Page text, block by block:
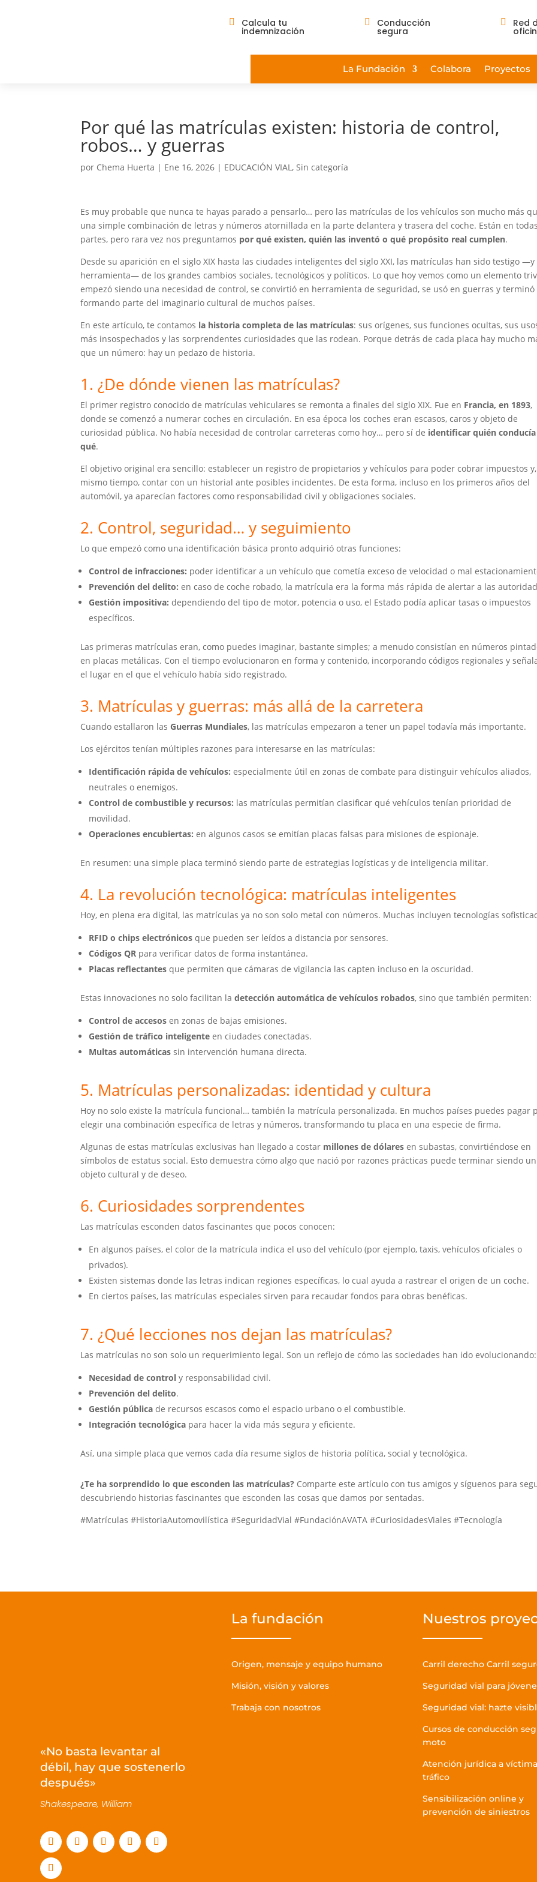
 Calcula tu
indemnización
 Conducción
segura
 Red
La Fundación Colabora Proyectos
Por qué las matrículas existen: historia de control,
robos… y guerras
por Chema Huerta | Ene 16, 2026 | EDUCACIÓN VIAL,Sin categoría
Es muy probable que nunca te hayas parado a pensarlo… pero las matrículas de los vehículos son mucho más
una simple combinación de letras y números atornillada en la parte delantera y trasera del coche. Están en
partes, pero rara vez nos preguntamos por qué existen, quién las inventó o qué propósito real cumplen.
Desde su aparición en el siglo XIX hasta las ciudades inteligentes del siglo XXI, las matrículas han sido testigo —y
herramienta— de los grandes cambios sociales, tecnológicos y políticos. Lo que hoy vemos como un elemento
empezó siendo una necesidad de control, se convirtió en herramienta de seguridad, se usó en guerras y terminó
formando parte del imaginario cultural de muchos países.
En este artículo, te contamos la historia completa de las matrículas: sus orígenes, sus funciones ocultas, sus
más insospechados y las sorprendentes curiosidades que las rodean. Porque detrás de cada placa hay mucho
que un número: hay un pedazo de historia.
1. ¿De dónde vienen las matrículas?
El primer registro conocido de matrículas vehiculares se remonta a finales del siglo XIX. Fue en Francia, en 1893,
donde se comenzó a numerar coches en circulación. En esa época los coches eran escasos, caros y objeto de
curiosidad pública. No había necesidad de controlar carreteras como hoy… pero sí de identificar quién conducía
qué.
El objetivo original era sencillo: establecer un registro de propietarios y vehículos para poder cobrar impuestos
mismo tiempo, contar con un historial ante posibles incidentes. De esta forma, incluso en los primeros años del
automóvil, ya aparecían factores como responsabilidad civil y obligaciones sociales.
2. Control, seguridad… y seguimiento
Lo que empezó como una identificación básica pronto adquirió otras funciones:
Control de infracciones: poder identificar a un vehículo que cometía exceso de velocidad o mal
Prevención del delito: en caso de coche robado, la matrícula era la forma más rápida de alertar a las
Gestión impositiva: dependiendo del tipo de motor, potencia o uso, el Estado podía aplicar tasas o impuestos
específicos.
Las primeras matrículas eran, como puedes imaginar, bastante simples; a menudo consistían en números
en placas metálicas. Con el tiempo evolucionaron en forma y contenido, incorporando códigos regionales y
el lugar en el que el vehículo había sido registrado.
3. Matrículas y guerras: más allá de la carretera
Cuando estallaron lasGuerras Mundiales, las matrículas empezaron a tener un papel todavía más importante.
Los ejércitos tenían múltiples razones para interesarse en las matrículas:
Identificación rápida de vehículos: especialmente útil en zonas de combate para distinguir vehículos aliados,
neutrales o enemigos.
Control de combustible y recursos: las matrículas permitían clasificar qué vehículos tenían prioridad de
movilidad.
Operaciones encubiertas: en algunos casos se emitían placas falsas para misiones de espionaje.
En resumen: una simple placa terminó siendo parte de estrategias logísticas y de inteligencia militar.
4. La revolución tecnológica: matrículas inteligentes
Hoy, en plena era digital, las matrículas ya no son solo metal con números. Muchas incluyen tecnologías
RFID o chips electrónicos que pueden ser leídos a distancia por sensores.
Códigos QR para verificar datos de forma instantánea.
Placas reflectantes que permiten que cámaras de vigilancia las capten incluso en la oscuridad.
Estas innovaciones no solo facilitan ladetección automática de vehículos robados, sino que también permiten:
Control de accesos en zonas de bajas emisiones.
Gestión de tráfico inteligente en ciudades conectadas.
Multas automáticas sin intervención humana directa.
5. Matrículas personalizadas: identidad y cultura
Hoy no solo existe la matrícula funcional… también la matrícula personalizada. En muchos países puedes pagar
elegir una combinación específica de letras y números, transformando tu placa en una especie de firma.
Algunas de estas matrículas exclusivas han llegado a costar millones de dólares en subastas, convirtiéndose en
símbolos de estatus social. Esto demuestra cómo algo que nació por razones prácticas puede terminar siendo un
objeto cultural y de deseo.
6. Curiosidades sorprendentes
Las matrículas esconden datos fascinantes que pocos conocen:
En algunos países, el color de la matrícula indica el uso del vehículo (por ejemplo, taxis, vehículos oficiales o
privados).
Existen sistemas donde las letras indican regiones específicas, lo cual ayuda a rastrear el origen de un coche.
En ciertos países, las matrículas especiales sirven para recaudar fondos para obras benéficas.
7. ¿Qué lecciones nos dejan las matrículas?
Las matrículas no son solo un requerimiento legal. Son un reflejo de cómo las sociedades han ido evolucionando:
Necesidad de control y responsabilidad civil.
Prevención del delito.
Gestión pública de recursos escasos como el espacio urbano o el combustible.
Integración tecnológica para hacer la vida más segura y eficiente.
Así, una simple placa que vemos cada día resume siglos de historia política, social y tecnológica.
¿Te ha sorprendido lo que esconden las matrículas? Comparte este artículo con tus amigos y síguenos para
descubriendo historias fascinantes que esconden las cosas que damos por sentadas.
#Matrículas #HistoriaAutomovilística #SeguridadVial #FundaciónAVATA #CuriosidadesViales #Tecnología
«No basta levantar al
débil, hay que sostenerlo
después»
Shakespeare, William
La fundación
Origen, mensaje y equipo humano
Misión, visión y valores
Trabaja con nosotros
Nuestros
Carril derecho Carril
Seguridad vial para
Seguridad vial: hazte
Cursos de conducción
moto
Atención jurídica a
tráfico
Sensibilización online y
prevención de siniestros